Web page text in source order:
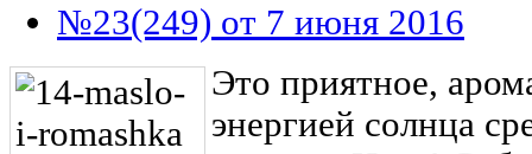
№23(249) от 7 июня 2016
Это приятное,
энергией солнца